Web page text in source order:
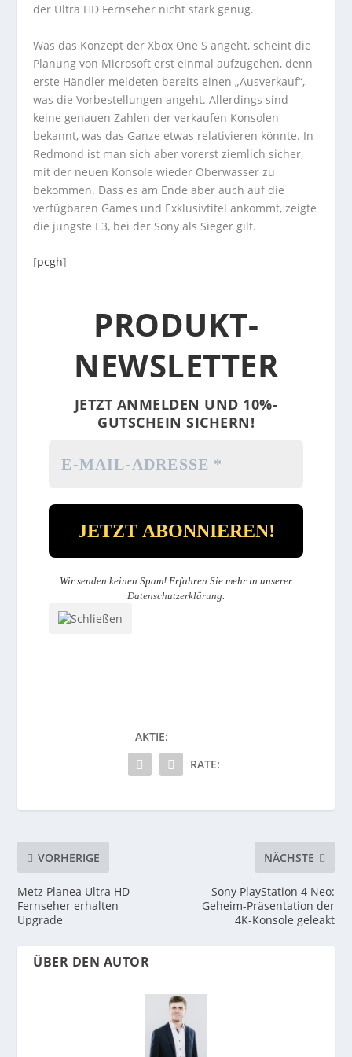
der Ultra HD Fernseher nicht stark genug.
Was das Konzept der Xbox One S angeht, scheint die
Planung von Microsoft erst einmal aufzugehen, denn
erste Händler meldeten bereits einen „Ausverkauf“,
was die Vorbestellungen angeht. Allerdings sind
keine genauen Zahlen der verkaufen Konsolen
bekannt, was das Ganze etwas relativieren könnte. In
Redmond ist man sich aber vorerst ziemlich sicher,
mit der neuen Konsole wieder Oberwasser zu
bekommen. Dass es am Ende aber auch auf die
verfügbaren Games und Exklusivtitel ankommt, zeigte
die jüngste E3, bei der Sony als Sieger gilt.
[pcgh]
PRODUKT-
NEWSLETTER
JETZT ANMELDEN UND 10%-
GUTSCHEIN SICHERN!
Wir senden keinen Spam! Erfahren Sie mehr in unserer
Datenschutzerklärung.
AKTIE:
RATE:
VORHERIGE
Metz Planea Ultra HD
Fernseher erhalten
Upgrade
NÄCHSTE
Sony PlayStation 4 Neo:
Geheim-Präsentation der
4K-Konsole geleakt
ÜBER DEN AUTOR